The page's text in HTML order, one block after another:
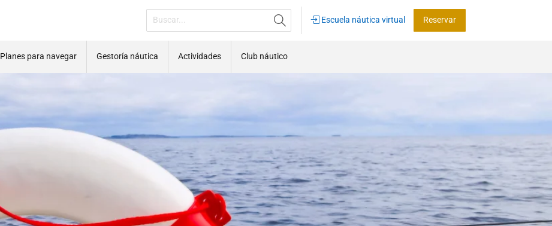
Escuela náutica virtual Reservar
Planes para navegar Gestoría náutica Actividades Club náutico